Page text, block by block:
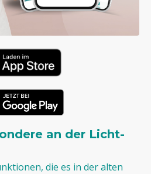
an der Licht-
die es in der alten